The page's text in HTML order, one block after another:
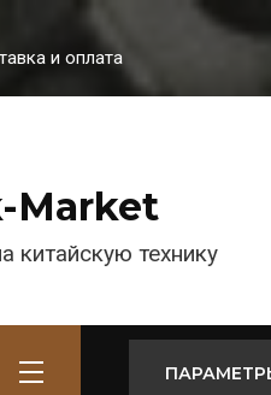
и оплата
Market
китайскую технику